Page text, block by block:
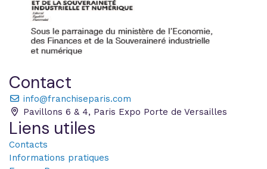
Contact
info@franchiseparis.com
Pavillons 6 & 4, Paris Expo Porte de Versailles
Liens utiles
Contacts
Informations pratiques